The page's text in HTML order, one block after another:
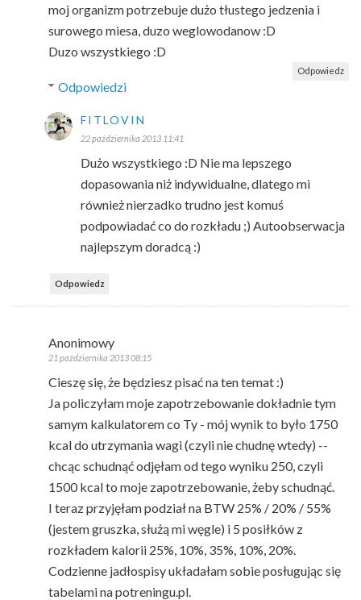
moj organizm potrzebuje dużo tłustego jedzenia i
surowego miesa, duzo weglowodanow :D
Duzo wszystkiego :D
Odpowiedz
Odpowiedzi
FITLOVIN
22 października 2013 11:41
Dużo wszystkiego :D Nie ma lepszego
dopasowania niż indywidualne, dlatego mi
również nierzadko trudno jest komuś
podpowiadać co do rozkładu ;) Autoobserwacja
najlepszym doradcą :)
Odpowiedz
Anonimowy
21 października 2013 08:15
Cieszę się, że będziesz pisać na ten temat :)
Ja policzyłam moje zapotrzebowanie dokładnie tym
samym kalkulatorem co Ty - mój wynik to było 1750
kcal do utrzymania wagi (czyli nie chudnę wtedy) --
chcąc schudnąć odjęłam od tego wyniku 250, czyli
1500 kcal to moje zapotrzebowanie, żeby schudnąć.
I teraz przyjęłam podział na BTW 25% / 20% / 55%
(jestem gruszka, służą mi węgle) i 5 posiłków z
rozkładem kalorii 25%, 10%, 35%, 10%, 20%.
Codzienne jadłospisy układałam sobie posługując się
tabelami na potreningu.pl.